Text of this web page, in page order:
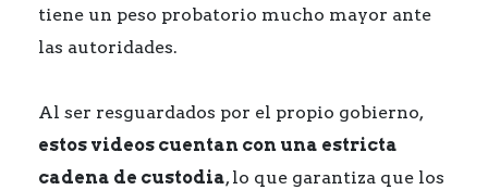
tiene un peso probatorio mucho mayor ante
las autoridades.
Al ser resguardados por el propio gobierno,
estos videos cuentan con una estricta
cadena de custodia, lo que garantiza que los